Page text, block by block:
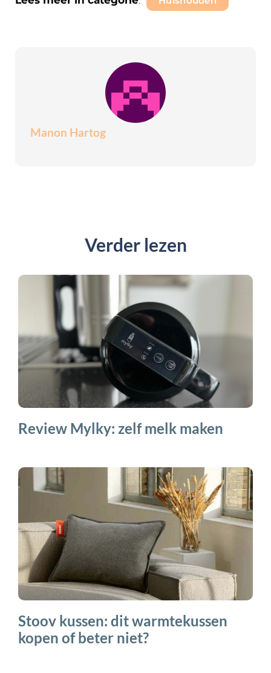
Manon Hartog
Verder lezen
Review Mylky: zelf melk maken
Stoov kussen: dit warmtekussen
kopen of beter niet?